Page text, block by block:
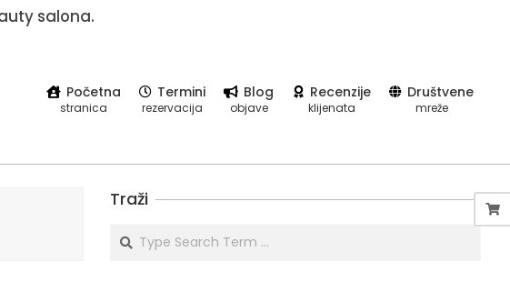
salona.
Početna
stranica
Termini
rezervacija
Blog
objave
Recenzije
klijenata
Društvene
mreže
Traži
Search